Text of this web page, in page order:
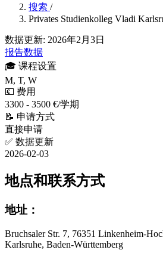
搜索 /
Privates Studienkolleg Vladi
数据更新: 2026年2月3日
报告数据
🎓 课程设置
M, T, W
💶 费用
3300 - 3500 €/学期
📝 申请方式
直接申请
✅ 数据更新
2026-02-03
地点和联系方式
地址：
Bruchsaler Str. 7, 76351 Linkenheim-
Karlsruhe, Baden-Württemberg